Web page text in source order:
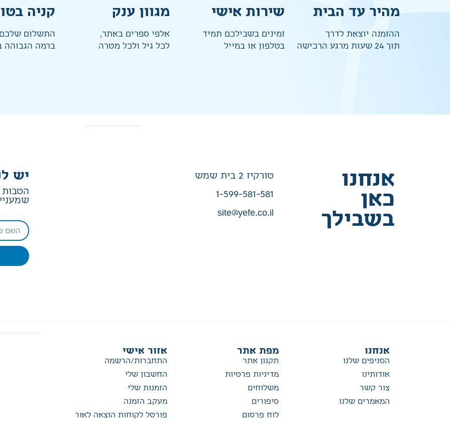
מהיר עד הבית
ההזמנה יוצאת לדרך
תוך 24 שעות מרגע הרכישה
שירות אישי
זמינים בשבילכם תמיד
בטלפון או במייל
מגוון ענק
אלפי ספרים באתר,
לכל גיל ולכל מטרה
קניה
התשלום
ברמה הגבוהה
אנחנו
כאן
בשבילך
טורקיז 2 בית שמש
1-599-581-581
site@yefe.co.il
יש
הטבות
אנחנו
הסניפים שלנו
אודותינו
צור קשר
המאמרים שלנו
מפת אתר
תקנון אתר
מדיניות פרטיות
משלוחים
סיפורים
לוח פרסום
אזור אישי
התחברות/הרשמה
החשבון שלי
הזמנות שלי
מעקב הזמנה
פורטל לקוחות הוצאה לאור